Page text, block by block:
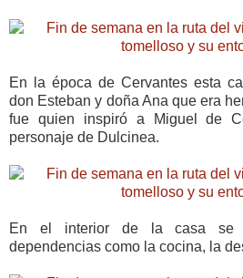
En la época de Cervantes esta
don Esteban y doña Ana que era
fue quien inspiró a Miguel de
personaje de Dulcinea.
En el interior de la casa se
dependencias como la cocina, la